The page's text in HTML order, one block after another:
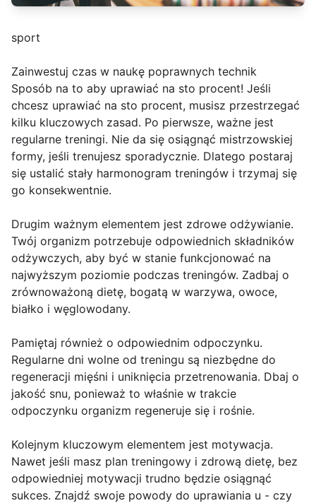
sport
Zainwestuj czas w naukę poprawnych technik
Sposób na to aby uprawiać na sto procent! Jeśli
chcesz uprawiać na sto procent, musisz przestrzegać
kilku kluczowych zasad. Po pierwsze, ważne jest
regularne treningi. Nie da się osiągnąć mistrzowskiej
formy, jeśli trenujesz sporadycznie. Dlatego postaraj
się ustalić stały harmonogram treningów i trzymaj się
go konsekwentnie.
Drugim ważnym elementem jest zdrowe odżywianie.
Twój organizm potrzebuje odpowiednich składników
odżywczych, aby być w stanie funkcjonować na
najwyższym poziomie podczas treningów. Zadbaj o
zrównoważoną dietę, bogatą w warzywa, owoce,
białko i węglowodany.
Pamiętaj również o odpowiednim odpoczynku.
Regularne dni wolne od treningu są niezbędne do
regeneracji mięśni i uniknięcia przetrenowania. Dbaj o
jakość snu, ponieważ to właśnie w trakcie
odpoczynku organizm regeneruje się i rośnie.
Kolejnym kluczowym elementem jest motywacja.
Nawet jeśli masz plan treningowy i zdrową dietę, bez
odpowiedniej motywacji trudno będzie osiągnąć
sukces. Znajdź swoje powody do uprawiania u - czy